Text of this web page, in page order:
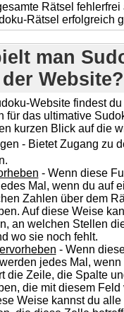
Rätsel fehlerfrei
Rätsel erfolgreich
man
der Website?
Website findest du
für das ultimative
kurzen Blick auf die
- Bietet Zugang zu
- Wenn diese
Mal, wenn du auf
Zahlen über dem
Auf diese Weise
an welchen Stellen
wo sie noch fehlt.
- Wenn
jedes Mal, wenn
die Zeile, die Spalte
die mit diesem Feld
Weise kannst du alle